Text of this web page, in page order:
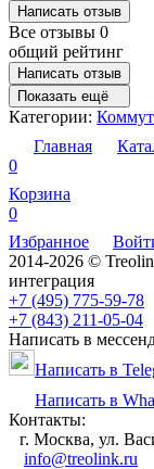
Написать отзыв
Все отзывы 0
общий рейтинг
Написать отзыв
Показать ещё
Категории:
Главная
0
Корзина
0
Избранное
2014-2026 ©
интеграция
+7 (495) 775-59-78
+7 (843) 211-05-04
Написать в
Написать в
Написать в
Контакты:
г. Москва, ул.
info@treolink.ru